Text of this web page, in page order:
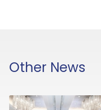
Other News